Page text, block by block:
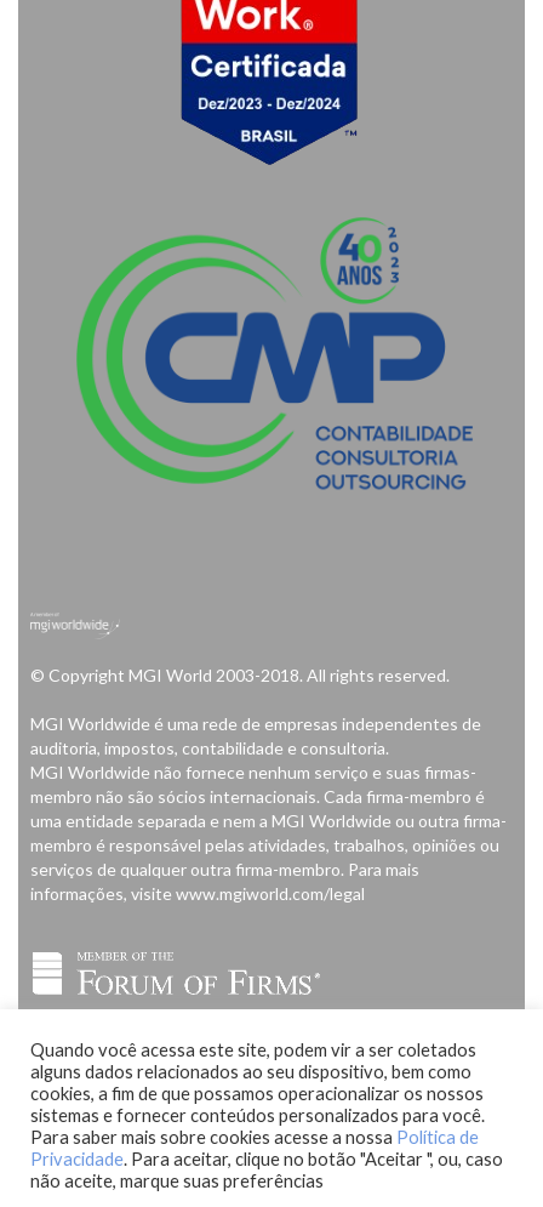
© Copyright MGI World 2003-2018. All rights reserved.
MGI Worldwide é uma rede de empresas independentes de
auditoria, impostos, contabilidade e consultoria.
MGI Worldwide não fornece nenhum serviço e suas firmas-
membro não são sócios internacionais. Cada firma-membro é
uma entidade separada e nem a MGI Worldwide ou outra firma-
membro é responsável pelas atividades, trabalhos, opiniões ou
serviços de qualquer outra firma-membro. Para mais
informações, visite www.mgiworld.com/legal
desenvolvido porBruno Santana
Quando você acessa este site, podem vir a ser coletados
alguns dados relacionados ao seu dispositivo, bem como
cookies, a fim de que possamos operacionalizar os nossos
sistemas e fornecer conteúdos personalizados para você.
Para saber mais sobre cookies acesse a nossa Política de
Privacidade. Para aceitar, clique no botão "Aceitar ", ou, caso
não aceite, marque suas preferências